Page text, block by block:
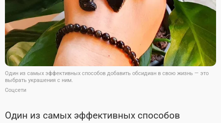
Один из самых эффективных способов добавить обсидиан в свою жизнь — это
выбрать украшения с ним.
Соцсети
Один из самых эффективных способов